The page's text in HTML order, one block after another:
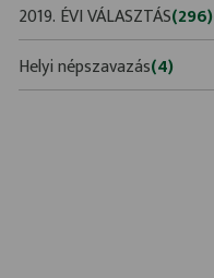
2019. ÉVI VÁLASZTÁS(296)
Helyi népszavazás(4)